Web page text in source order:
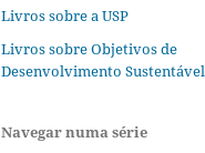
Livros sobre a USP
Livros sobre Objetivos de
Desenvolvimento Sustentável
Navegar numa série